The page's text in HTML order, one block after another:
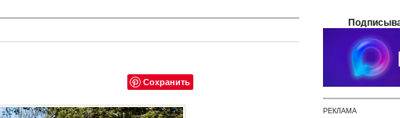
Сохранить
РЕКЛАМА